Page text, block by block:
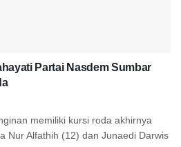
Partai Nasdem Sumbar
memiliki kursi roda akhirnya
Nur Alfathih (12) dan Junaedi Darwis